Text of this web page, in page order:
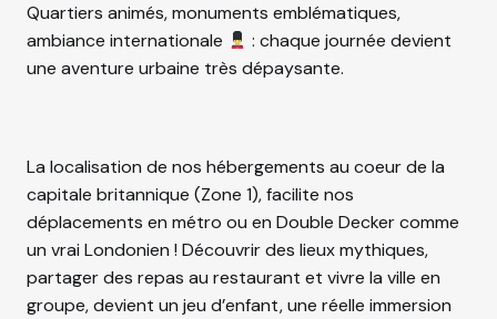
Quartiers animés, monuments emblématiques,
ambiance internationale
: chaque journée devient
une aventure urbaine très dépaysante.
La localisation de nos hébergements au coeur de la
capitale britannique (Zone 1), facilite nos
déplacements en métro ou en Double Decker comme
un vrai Londonien ! Découvrir des lieux mythiques,
partager des repas au restaurant et vivre la ville en
groupe, devient un jeu d’enfant, une réelle immersion